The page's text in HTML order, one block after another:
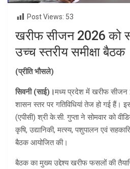
Post Views: 53
खरीफ सीजन 2026 को
उच्च स्तरीय समीक्षा बैठक
(प्रीति भौसले)
सिवनी (साई)।मध्य प्रदेश में खरीफ सीजन
शासन स्तर पर गतिविधियां तेज हो गई हैं।
(एपीसी) श्री के.सी. गुप्ता ने सोमवार को
कृषि, उद्यानिकी, मत्स्य, पशुपालन एवं
बैठक आयोजित की।
बैठक का मुख्य उद्देश्य खरीफ फसलों की